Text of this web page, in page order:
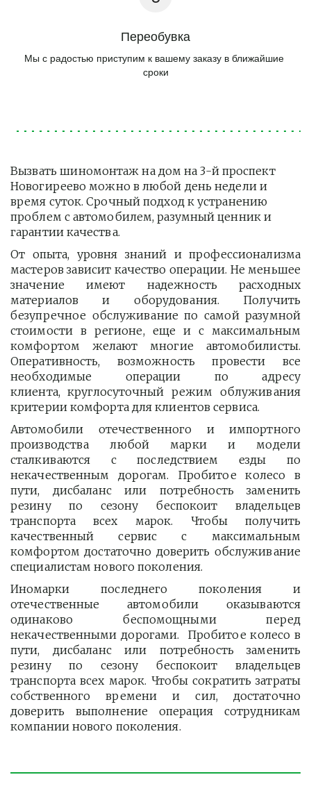
Переобувка
Мы с радостью приступим к вашему заказу в ближайшие
сроки
Вызвать шиномонтаж на дом на 3-й проспект
Новогиреево можно в любой день недели и
время суток. Срочный подход к устранению
проблем с автомобилем, разумный ценник и
гарантии качества.
От опыта, уровня знаний и профессионализма
мастеров зависит качество операции. Не меньшее
значение имеют надежность расходных
материалов и оборудования. Получить
безупречное обслуживание по самой разумной
стоимости в регионе, еще и с максимальным
комфортом желают многие автомобилисты.
Оперативность, возможность провести все
необходимые операции по адресу
клиента, круглосуточный режим облуживания
критерии комфорта для клиентов сервиса.
Автомобили отечественного и импортного
производства любой марки и модели
сталкиваются с последствием езды по
некачественным дорогам. Пробитое колесо в
пути, дисбаланс или потребность заменить
резину по сезону беспокоит владельцев
транспорта всех марок. Чтобы получить
качественный сервис с максимальным
комфортом достаточно доверить обслуживание
специалистам нового поколения.
Иномарки последнего поколения и
отечественные автомобили оказываются
одинаково беспомощными перед
некачественными дорогами. Пробитое колесо в
пути, дисбаланс или потребность заменить
резину по сезону беспокоит владельцев
транспорта всех марок. Чтобы сократить затраты
собственного времени и сил, достаточно
доверить выполнение операция сотрудникам
компании нового поколения.